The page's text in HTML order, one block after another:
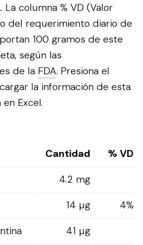
. La columna % VD (Valor
del requerimiento diario de
100 gramos de este
según las
de la FDA. Presiona el
la información de esta
Excel.
Cantidad
% VD
4.2 mg
14 µg
4%
41 µg